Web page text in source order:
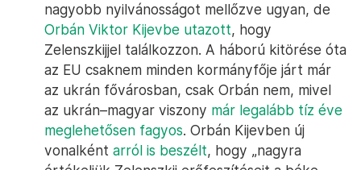
nagyobb nyilvánosságot mellőzve ugyan, de
Orbán Viktor Kijevbe utazott, hogy
Zelenszkijjel találkozzon. A háború kitörése óta
az EU csaknem minden kormányfője járt már
az ukrán fővárosban, csak Orbán nem, mivel
az ukrán–magyar viszony már legalább tíz éve
meglehetősen fagyos. Orbán Kijevben új
vonalként arról is beszélt, hogy „nagyra